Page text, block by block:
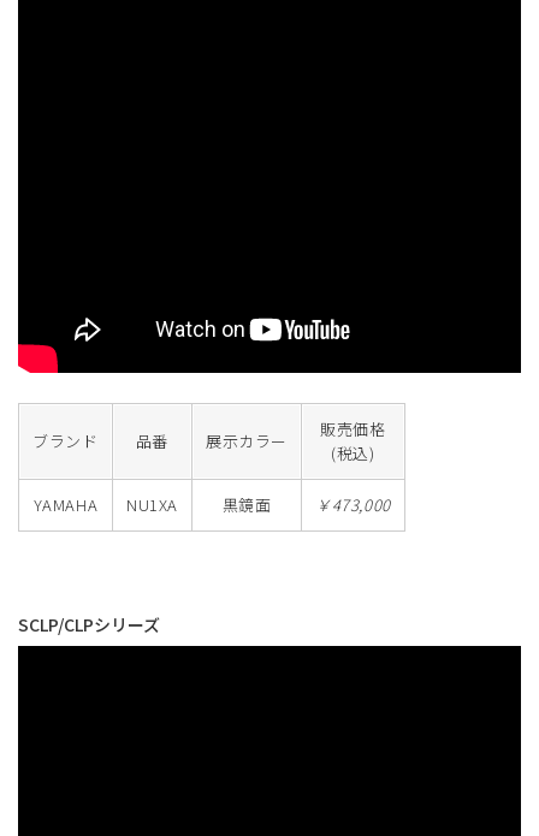
ブランド 品番 展示カラー
販売価格
(税込)
YAMAHA NU1XA 黒鏡面 ￥473,000
SCLP/CLPシリーズ